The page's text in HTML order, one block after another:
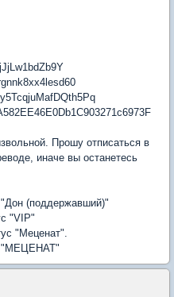
Прошу отписаться в
иначе вы останетесь
(поддержавший)"
"VIP"
"Меценат".
"МЕЦЕНАТ"